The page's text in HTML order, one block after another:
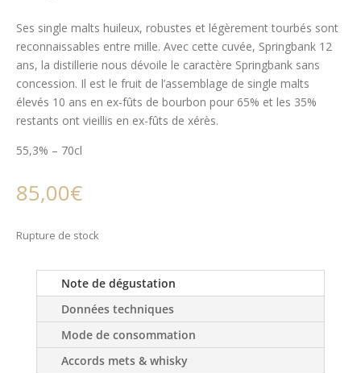
Ses single malts huileux, robustes et légèrement tourbés sont
reconnaissables entre mille. Avec cette cuvée, Springbank 12
ans, la distillerie nous dévoile le caractère Springbank sans
concession. Il est le fruit de l’assemblage de single malts
élevés 10 ans en ex-fûts de bourbon pour 65% et les 35%
restants ont vieillis en ex-fûts de xérès.
55,3% – 70cl
85,00€
Rupture de stock
Note de dégustation
Données techniques
Mode de consommation
Accords mets & whisky